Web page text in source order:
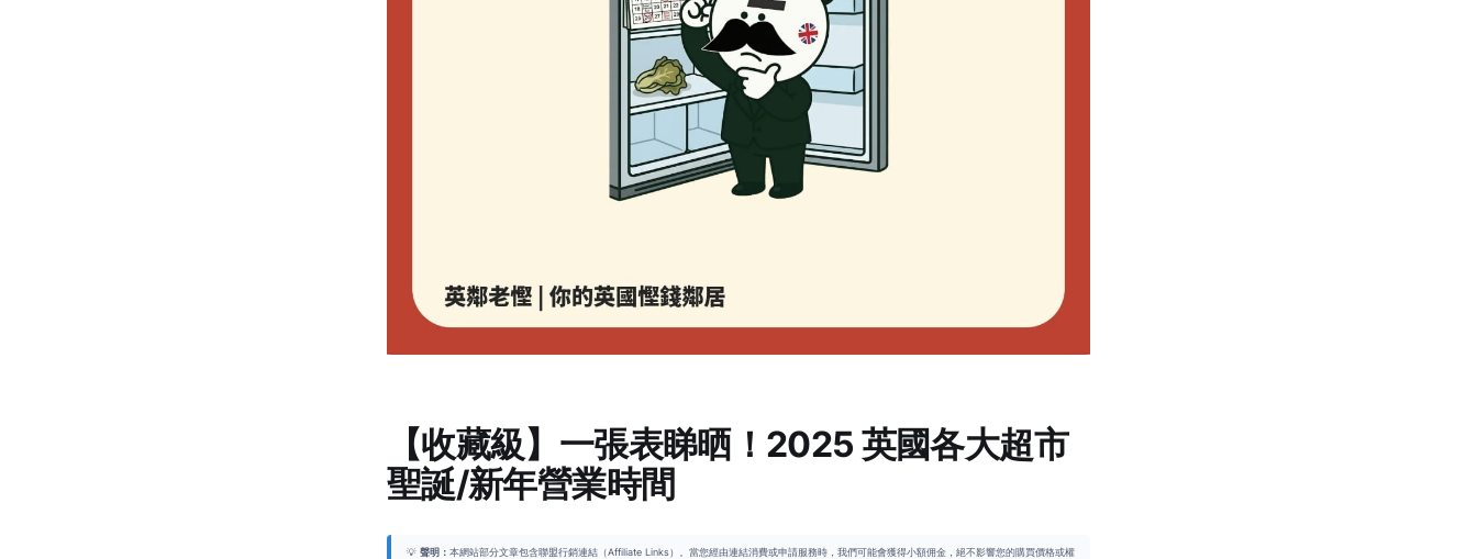
【收藏級】一張表睇晒！2025 英國各大超市
聖誕/新年營業時間
💡 聲明： 本網站部分文章包含聯盟行銷連結（Affiliate Links）。當您經由連結消費或申請服務時，我們可能會獲得小額佣金，絕不影響您的購買價格或權